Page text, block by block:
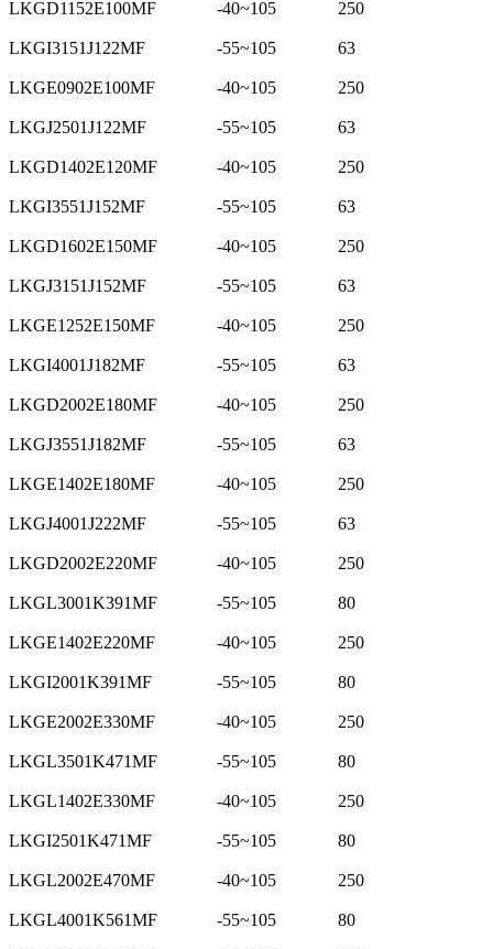
LKGD1152E100MF -40~105 250
LKGI3151J122MF -55~105 63
LKGE0902E100MF -40~105 250
LKGJ2501J122MF -55~105 63
LKGD1402E120MF -40~105 250
LKGI3551J152MF -55~105 63
LKGD1602E150MF -40~105 250
LKGJ3151J152MF -55~105 63
LKGE1252E150MF -40~105 250
LKGI4001J182MF -55~105 63
LKGD2002E180MF -40~105 250
LKGJ3551J182MF -55~105 63
LKGE1402E180MF -40~105 250
LKGJ4001J222MF -55~105 63
LKGD2002E220MF -40~105 250
LKGL3001K391MF -55~105 80
LKGE1402E220MF -40~105 250
LKGI2001K391MF -55~105 80
LKGE2002E330MF -40~105 250
LKGL3501K471MF -55~105 80
LKGL1402E330MF -40~105 250
LKGI2501K471MF -55~105 80
LKGL2002E470MF -40~105 250
LKGL4001K561MF -55~105 80